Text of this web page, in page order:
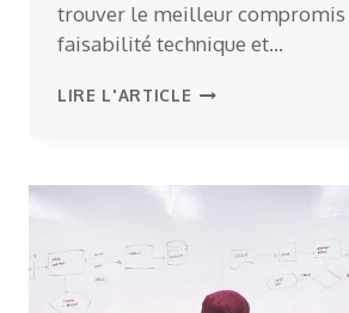
trouver le meilleur compromis
faisabilité technique et…
LIRE L'ARTICLE LA
TENDANCE
POUR
L’INNOVATION